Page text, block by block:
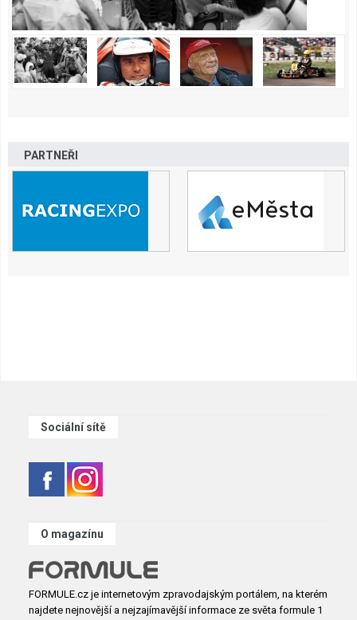
PARTNEŘI
Sociální sítě
O magazínu
FORMULE.cz je internetovým zpravodajským portálem, na kterém
najdete nejnovější a nejzajímavější informace ze světa formule 1